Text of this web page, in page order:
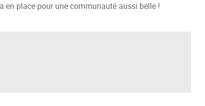
en place pour une communauté aussi belle !